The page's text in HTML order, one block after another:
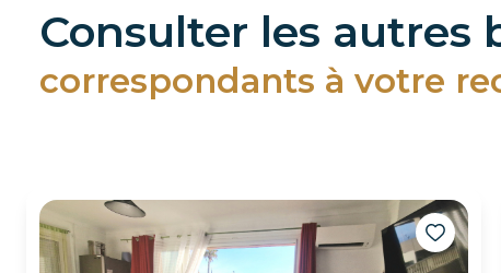
consulter les autres
correspondants à votre